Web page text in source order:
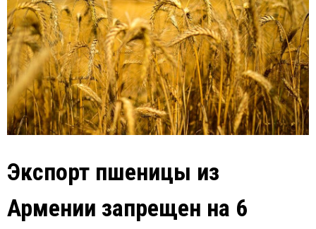
Экспорт пшеницы из
Армении запрещен на 6